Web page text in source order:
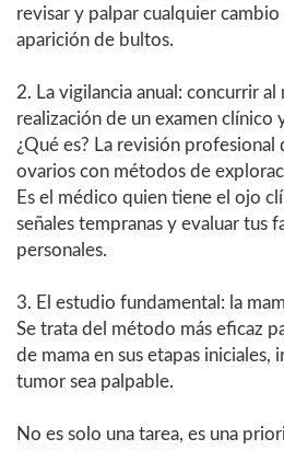
revisar y palpar cualquier
aparición de bultos.
2. La vigilancia anual: concurrir al
realización de un examen clínico
¿Qué es? La revisión profesional
ovarios con métodos de
Es el médico quien tiene el ojo
señales tempranas y evaluar tus
personales.
3. El estudio fundamental: la
Se trata del método más eficaz
de mama en sus etapas iniciales,
tumor sea palpable.
No es solo una tarea, es una